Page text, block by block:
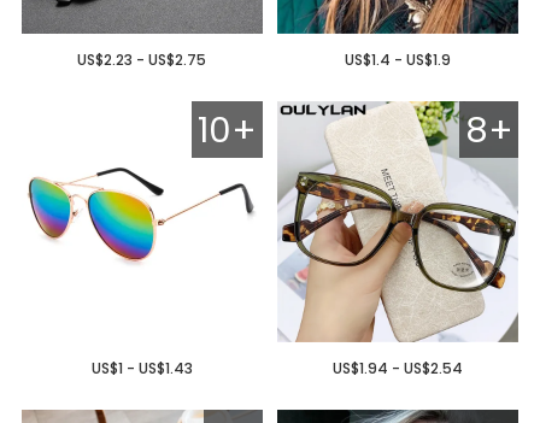
US$2.23 - US$2.75 US$1.4 - US$1.9
10+
US$1 - US$1.43
8+
US$1.94 - US$2.54